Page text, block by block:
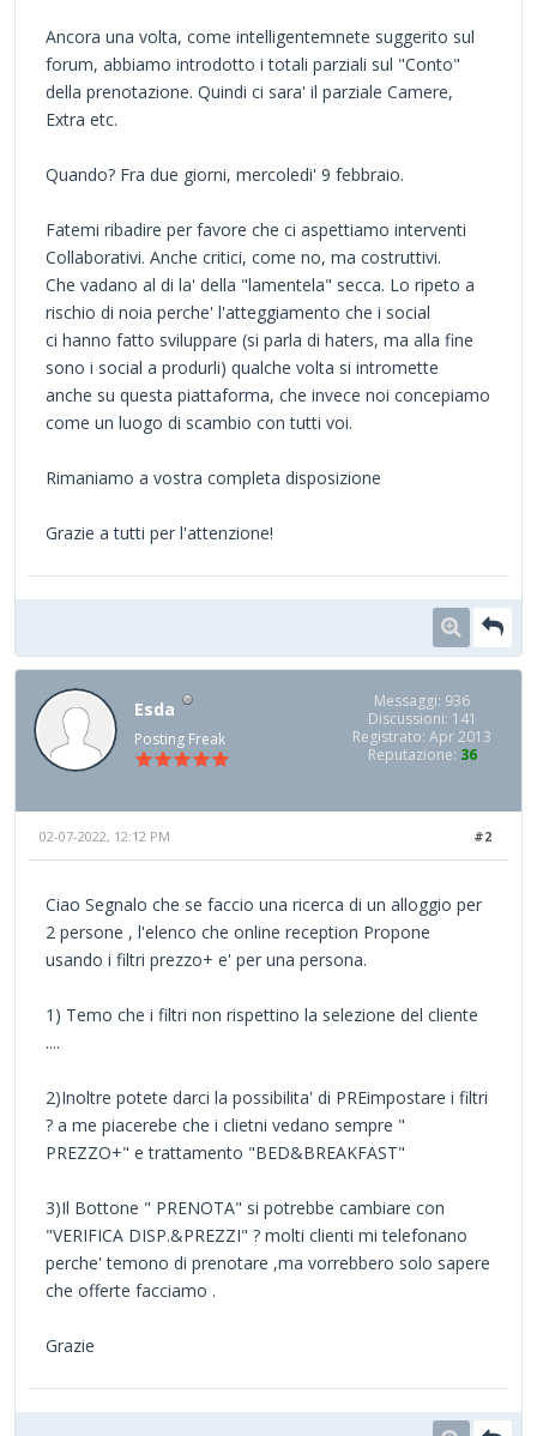
Ancora una volta, come intelligentemnete suggerito sul
forum, abbiamo introdotto i totali parziali sul "Conto"
della prenotazione. Quindi ci sara' il parziale Camere,
Extra etc.
Quando? Fra due giorni, mercoledi' 9 febbraio.
Fatemi ribadire per favore che ci aspettiamo interventi
Collaborativi. Anche critici, come no, ma costruttivi.
Che vadano al di la' della "lamentela" secca. Lo ripeto a
rischio di noia perche' l'atteggiamento che i social
ci hanno fatto sviluppare (si parla di haters, ma alla fine
sono i social a produrli) qualche volta si intromette
anche su questa piattaforma, che invece noi concepiamo
come un luogo di scambio con tutti voi.
Rimaniamo a vostra completa disposizione
Grazie a tutti per l'attenzione!
Esda
Posting Freak
Messaggi: 936
Discussioni: 141
Registrato: Apr 2013
Reputazione: 36
#2
02-07-2022, 12:12 PM
Ciao Segnalo che se faccio una ricerca di un alloggio per
2 persone , l'elenco che online reception Propone
usando i filtri prezzo+ e' per una persona.
1) Temo che i filtri non rispettino la selezione del cliente
....
2)Inoltre potete darci la possibilita' di PREimpostare i filtri
? a me piacerebe che i clietni vedano sempre "
PREZZO+" e trattamento "BED&BREAKFAST"
3)Il Bottone " PRENOTA" si potrebbe cambiare con
"VERIFICA DISP.&PREZZI" ? molti clienti mi telefonano
perche' temono di prenotare ,ma vorrebbero solo sapere
che offerte facciamo .
Grazie